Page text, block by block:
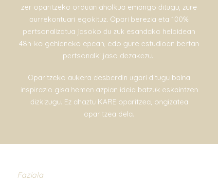
zer oparitzeko orduan aholkua emango ditugu, zure
aurrekontuari egokituz. Opari berezia eta 100%
pertsonalizatua jasoko du zuk esandako helbidean
48h-ko gehieneko epean, edo gure estudioan bertan
pertsonalki jaso dezakezu.
Oparitzeko aukera desberdin ugari ditugu baina
inspirazio gisa hemen azpian ideia batzuk eskaintzen
dizkizugu. Ez ahaztu KARE oparitzea, ongizatea
oparitzea dela.
Faziala